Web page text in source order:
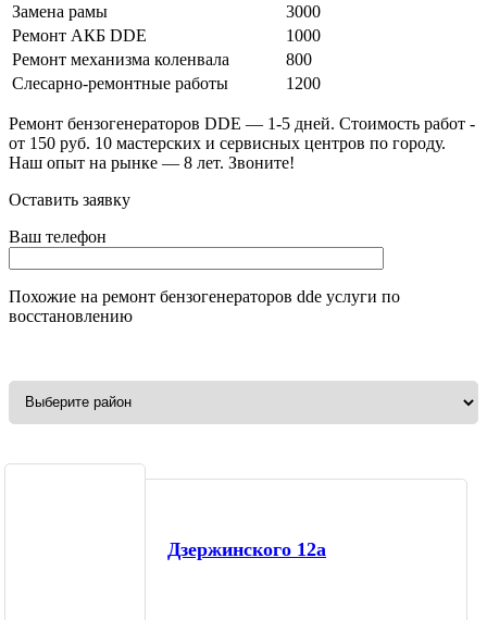
Замена рамы
3000
Ремонт АКБ DDE
1000
Ремонт механизма коленвала
800
Слесарно-ремонтные работы
1200
Ремонт бензогенераторов DDE — 1-5 дней. Стоимость работ -
от 150 руб. 10 мастерских и сервисных центров по городу.
Наш опыт на рынке — 8 лет. Звоните!
Оставить заявку
Ваш телефон
Похожие на ремонт бензогенераторов dde услуги по
восстановлению
Дзержинского 12а